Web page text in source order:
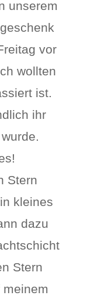
unserem
vor
wollten
ist.
ihr
Stern
kleines
dazu
Stern